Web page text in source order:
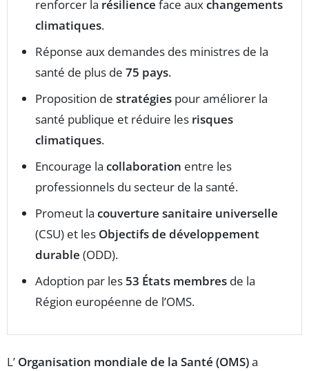
renforcer la résilience face auxchangements
climatiques.
Réponse aux demandes des ministres de la
santé de plus de 75 pays.
Proposition de stratégies pour améliorer la
santé publique et réduire les risques
climatiques.
Encourage la collaboration entre les
professionnels du secteur de la santé.
Promeut la couverture sanitaire universelle
(CSU) et les Objectifs de développement
durable (ODD).
Adoption par les 53 États membres de la
Région européenne de l’OMS.
L’ Organisation mondiale de la Santé (OMS)a